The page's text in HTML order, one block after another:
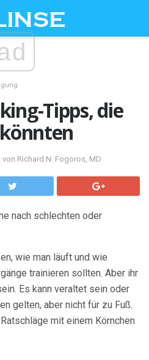
Tipps, die
Richard N. Fogoros, MD
nach schlechten oder
wie man läuft und wie
trainieren sollten. Aber ihr
Es kann veraltet sein oder
gelten, aber nicht für zu Fuß.
mit einem Körnchen